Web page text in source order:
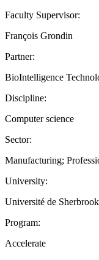
Faculty Supervisor:
François Grondin
Partner:
BioIntelligence
Discipline:
Computer science
Sector:
Manufacturing;
University:
Université de
Program:
Accelerate